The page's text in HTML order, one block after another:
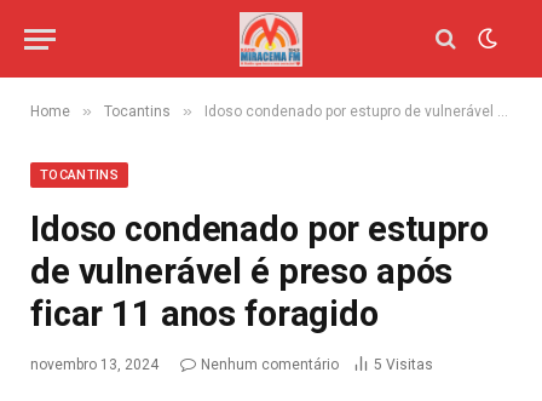
Home » Tocantins » Idoso condenado por estupro de vulnerável é preso após ficar 11 anos foragido
TOCANTINS
Idoso condenado por estupro
de vulnerável é preso após
ficar 11 anos foragido
novembro 13, 2024 Nenhum comentário 5 Visitas